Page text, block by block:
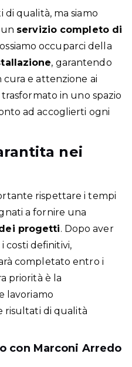
qualità, ma siamo
servizio completo di
occuparci della
, garantendo
e attenzione ai
in uno spazio
ad accoglierti ogni
nei
rispettare i tempi
a fornire una
progetti. Dopo aver
costi definitivi,
completato entro i
priorità è la
lavoriamo
risultati di qualità
con Marconi Arredo